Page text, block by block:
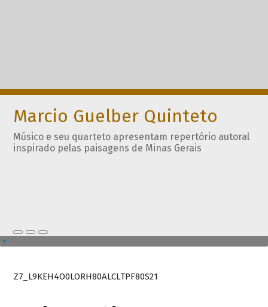
Marcio Guelber Quinteto
Músico e seu quarteto apresentam repertório autoral
inspirado pelas paisagens de Minas Gerais
Z7_L9KEH4O0LORH80ALCLTPF80S21